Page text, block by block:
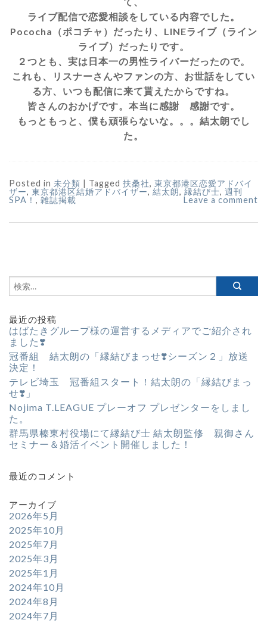
ライブ配信で恋愛相談をしている内容でした。
Pococha（ポコチャ）だったり、LINEライブ（ライン
ライブ）だったりです。
２つとも、実は日本一の男性ライバーだったので。
これも、リスナーさんやファンの方、お世話をしてい
る方、いつも配信に来て貰えたからですね。
皆さんのおかげです。本当に感謝 感謝です。
もっともっと、僕も頑張らないな。。。結太朗でし
た。
Posted in 未分類 | Tagged 扶桑社, 東京都港区恋愛アドバイ
ザー, 東京都港区結婚アドバイザー, 結太朗, 縁結び士, 週刊
SPA！ , 雑誌掲載 Leave a comment
最近の投稿
はばたきグループ様の運営するメディアでご紹介され
ました❣️
冠番組 結太朗の「縁結びまっせ❣️シーズン２」放送
決定！
テレビ埼玉 冠番組スタート！結太朗の「縁結びまっ
せ❣️」
Nojima T.LEAGUE プレーオフ プレゼンターをしまし
た。
群馬県榛東村役場にて縁結び士 結太朗監修 親御さん
セミナー＆婚活イベント開催しました！
最近のコメント
アーカイブ
2026年5月
2025年10月
2025年7月
2025年3月
2025年1月
2024年10月
2024年8月
2024年7月